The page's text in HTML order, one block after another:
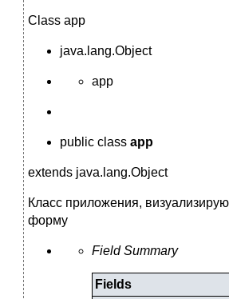
Class app
java.lang.Object
app
public class app
extends java.lang.Object
Класс приложения,
форму
Field Summary
Fields